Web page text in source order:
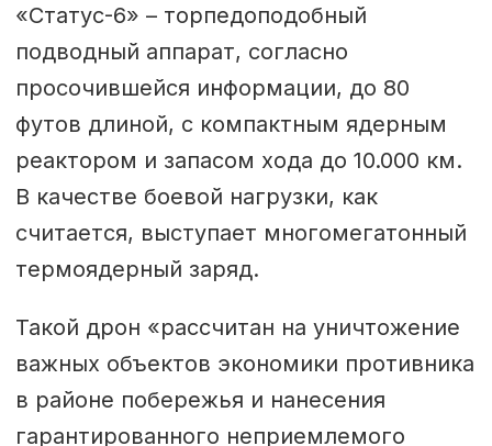
«Статус-6» – торпедоподобный
подводный аппарат, согласно
просочившейся информации, до 80
футов длиной, с компактным ядерным
реактором и запасом хода до 10.000 км.
В качестве боевой нагрузки, как
считается, выступает многомегатонный
термоядерный заряд.
Такой дрон «рассчитан на уничтожение
важных объектов экономики противника
в районе побережья и нанесения
гарантированного неприемлемого